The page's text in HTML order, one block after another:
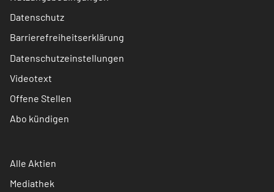
Datenschutz
Barrierefreiheitserklärung
Datenschutzeinstellungen
Videotext
Offene Stellen
Abo kündigen
Alle Aktien
Mediathek